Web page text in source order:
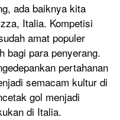
ada baiknya kita
Italia. Kompetisi
amat populer
bagi para penyerang.
pertahanan
semacam kultur di
gol menjadi
di Italia.